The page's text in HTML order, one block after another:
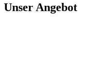
Unser Angebot